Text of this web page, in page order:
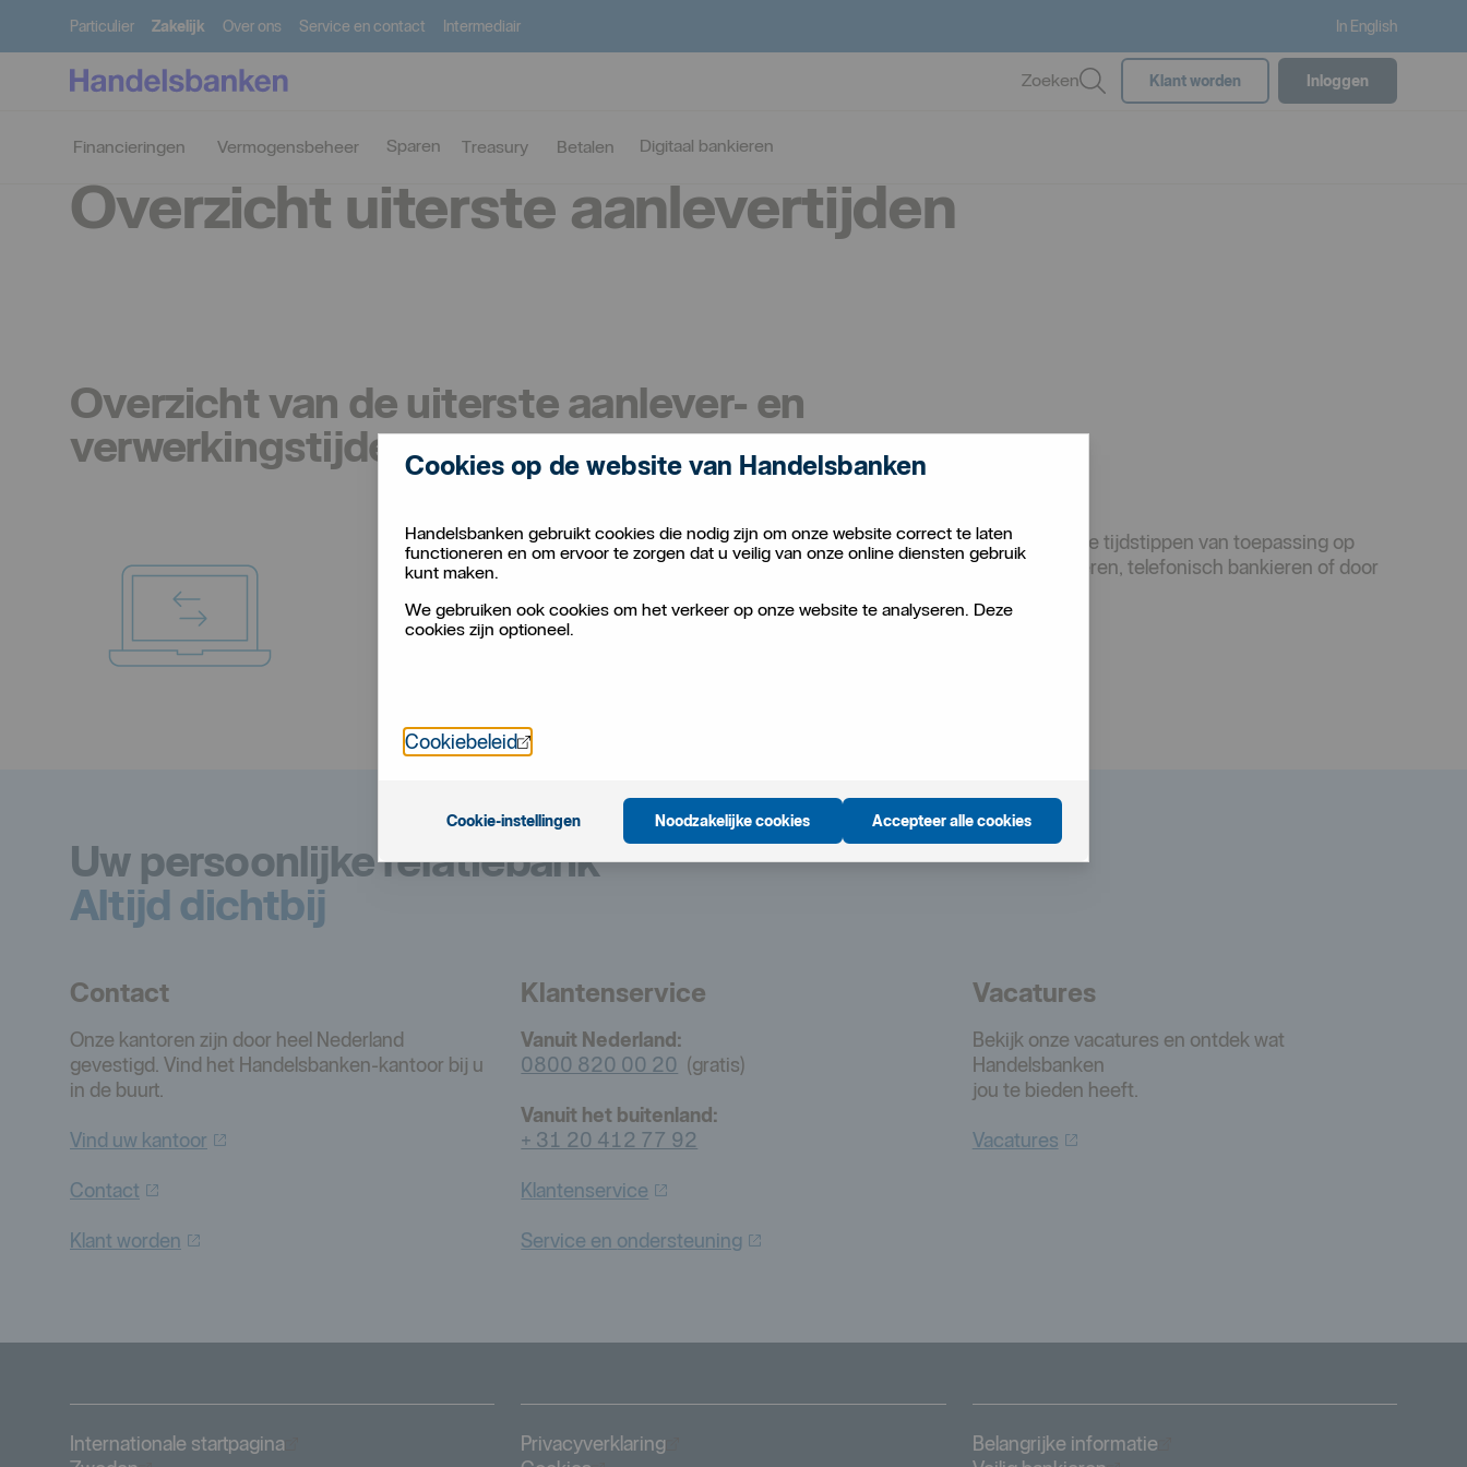
Cookies op de website van Handelsbanken
Handelsbanken gebruikt cookies die nodig zijn om onze website correct te laten
functioneren en om ervoor te zorgen dat u veilig van onze online diensten gebruik
kunt maken.
We gebruiken ook cookies om het verkeer op onze website te analyseren. Deze
cookies zijn optioneel.
Cookiebeleid Öppnas i nytt fönster
Cookie-instellingen Noodzakelijke cookies Accepteer alle cookies
Particulier Zakelijk Over ons Service en contact Intermediair In English
Zoeken Klant worden Inloggen
Financieringen Vermogensbeheer Sparen Treasury Betalen Digitaal bankieren
Overzicht uiterste aanlevertijden
Overzicht van de uiterste aanlever- en
verwerkingstijden.
Tenzij anders aangegeven, zijn de in dit document vermelde uiterste tijdstippen van toepassing op
instructies die op elke werkdag worden gegeven via Internetbankieren, telefonisch bankieren of door
Overzicht uiterste aanlevertijden
Uw persoonlijke relatiebank
Altijd dichtbij
Contact
Onze kantoren zijn door heel Nederland
gevestigd. Vind het Handelsbanken-kantoor bij u
in de buurt.
Vind uw kantoor
Contact
Klant worden
Klantenservice
Vanuit Nederland:
0800 820 00 20 (gratis)
Vanuit het buitenland:
+ 31 20 412 77 92
Klantenservice
Service en ondersteuning
Vacatures
Bekijk onze vacatures en ontdek wat
Handelsbanken
jou te bieden heeft.
Vacatures
Internationale startpagina Privacyverklaring Belangrijke informatie